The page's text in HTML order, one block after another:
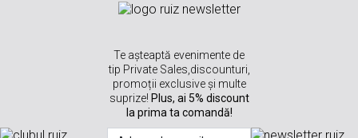
Te așteaptă evenimente de
tip Private Sales,discounturi,
promoții exclusive și multe
suprize! Plus, ai 5% discount
la prima ta comandă!